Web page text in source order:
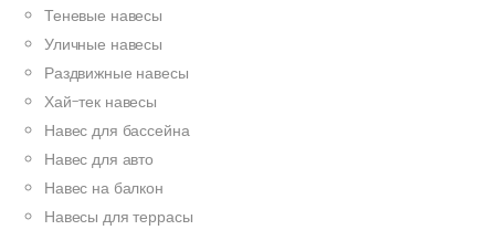
Теневые навесы
Уличные навесы
Раздвижные навесы
Хай-тек навесы
Навес для бассейна
Навес для авто
Навес на балкон
Навесы для террасы